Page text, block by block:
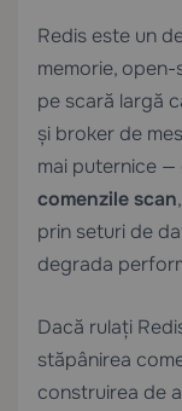
Redis este un
memorie,
pe scară largă
și broker de
mai puternice —
comenzile scan
prin seturi de
degrada
Dacă rulați
stăpânirea
construirea de